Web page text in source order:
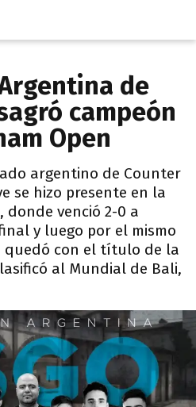
de
campeón
Open
argentino de Counter
se hizo presente en la
donde venció 2-0 a
y luego por el mismo
quedó con el título de la
al Mundial de Bali,